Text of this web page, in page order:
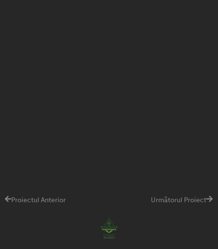
Proiectul Anterior Următorul Proiect